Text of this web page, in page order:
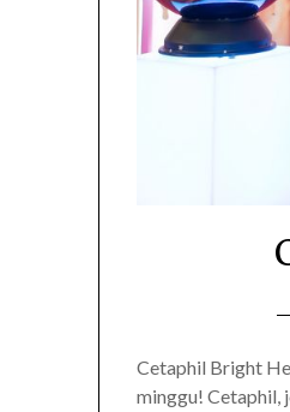
Cetaphil Bright
minggu! Cetaphil,